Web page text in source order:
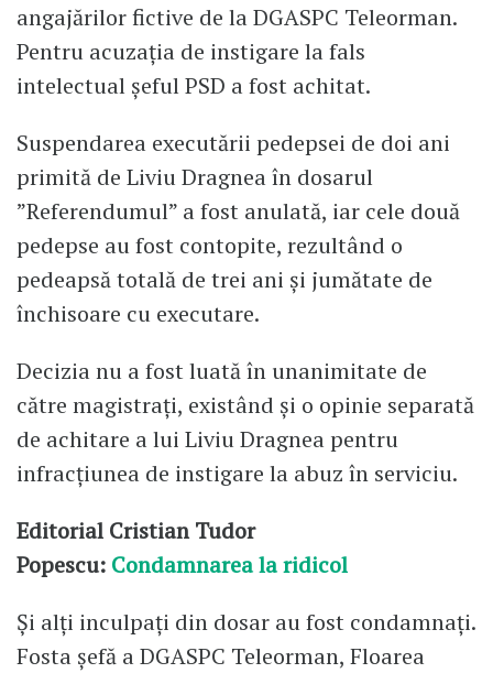
angajărilor fictive de la DGASPC Teleorman.
Pentru acuzația de instigare la fals
intelectual șeful PSD a fost achitat.
Suspendarea executării pedepsei de doi ani
primită de Liviu Dragnea în dosarul
”Referendumul” a fost anulată, iar cele două
pedepse au fost contopite, rezultând o
pedeapsă totală de trei ani şi jumătate de
închisoare cu executare.
Decizia nu a fost luată în unanimitate de
către magistraţi, existând şi o opinie separată
de achitare a lui Liviu Dragnea pentru
infracţiunea de instigare la abuz în serviciu.
Editorial Cristian Tudor
Popescu: Condamnarea la ridicol
Și alți inculpați din dosar au fost condamnați.
Fosta șefă a DGASPC Teleorman, Floarea